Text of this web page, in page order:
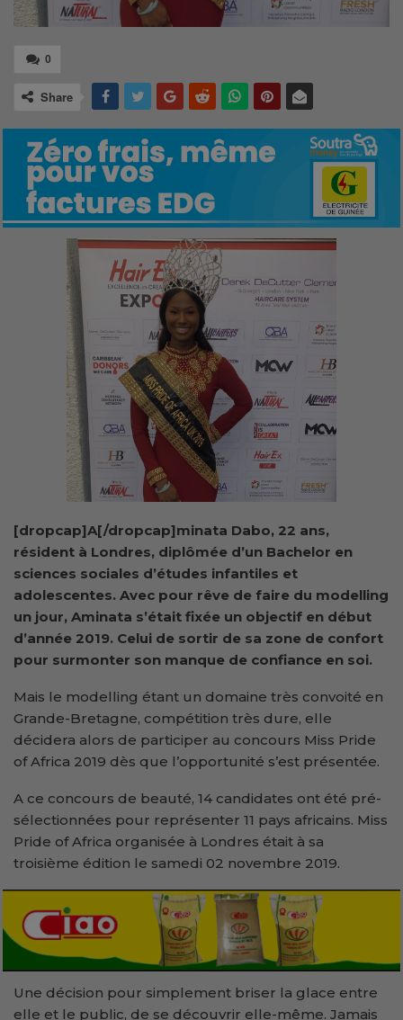
0
Share
[dropcap]A[/dropcap]minata Dabo, 22 ans,
résident à Londres, diplômée d’un Bachelor en
sciences sociales d’études infantiles et
adolescentes. Avec pour rêve de faire du modelling
un jour, Aminata s’était fixée un objectif en début
d’année 2019. Celui de sortir de sa zone de confort
pour surmonter son manque de confiance en soi.
Mais le modelling étant un domaine très convoité en
Grande-Bretagne, compétition très dure, elle
décidera alors de participer au concours Miss Pride
of Africa 2019 dès que l’opportunité s’est présentée.
A ce concours de beauté, 14 candidates ont été pré-
sélectionnées pour représenter 11 pays africains. Miss
Pride of Africa organisée à Londres était à sa
troisième édition le samedi 02 novembre 2019.
Une décision pour simplement briser la glace entre
elle et le public, de se découvrir elle-même. Jamais